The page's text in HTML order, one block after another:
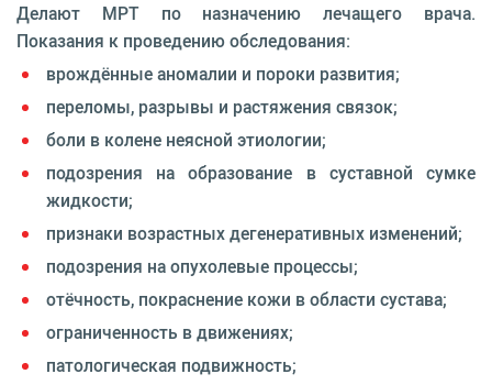
Делают МРТ по назначению лечащего врача.
Показания к проведению обследования:
врождённые аномалии и пороки развития;
переломы, разрывы и растяжения связок;
боли в колене неясной этиологии;
подозрения на образование в суставной сумке
жидкости;
признаки возрастных дегенеративных изменений;
подозрения на опухолевые процессы;
отёчность, покраснение кожи в области сустава;
ограниченность в движениях;
патологическая подвижность;